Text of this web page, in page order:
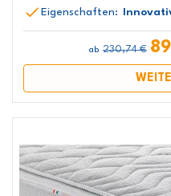
Eigenschaften:
ab 230,74 €